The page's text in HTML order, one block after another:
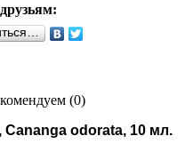
(0)
odorata, 10 мл.